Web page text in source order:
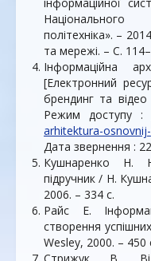
політехніка». –
та мережі. – С.
Інформаційна
[Електронний
брендинг та
Режим доступу :
arhitektura-
Дата звернення :
Кушнаренко Н.
підручник / Н.
2006. – 334 с.
Райс Е.
створення
Wesley, 2000. – 450